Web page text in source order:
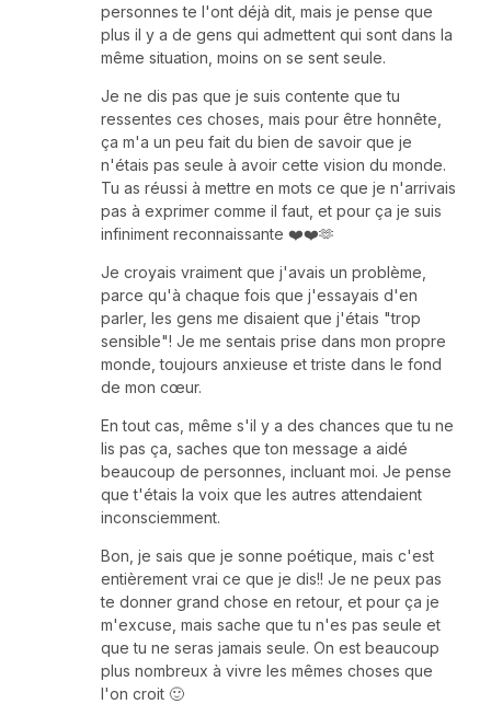
personnes te l'ont déjà dit, mais je pense que
plus il y a de gens qui admettent qui sont dans la
même situation, moins on se sent seule.
Je ne dis pas que je suis contente que tu
ressentes ces choses, mais pour être honnête,
ça m'a un peu fait du bien de savoir que je
n'étais pas seule à avoir cette vision du monde.
Tu as réussi à mettre en mots ce que je n'arrivais
pas à exprimer comme il faut, et pour ça je suis
infiniment reconnaissante ❤️❤️🫶
Je croyais vraiment que j'avais un problème,
parce qu'à chaque fois que j'essayais d'en
parler, les gens me disaient que j'étais "trop
sensible"! Je me sentais prise dans mon propre
monde, toujours anxieuse et triste dans le fond
de mon cœur.
En tout cas, même s'il y a des chances que tu ne
lis pas ça, saches que ton message a aidé
beaucoup de personnes, incluant moi. Je pense
que t'étais la voix que les autres attendaient
inconsciemment.
Bon, je sais que je sonne poétique, mais c'est
entièrement vrai ce que je dis!! Je ne peux pas
te donner grand chose en retour, et pour ça je
m'excuse, mais sache que tu n'es pas seule et
que tu ne seras jamais seule. On est beaucoup
plus nombreux à vivre les mêmes choses que
l'on croit 🙂